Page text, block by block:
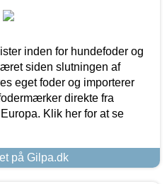
inden for hundefoder og
siden slutningen af
eget foder og importerer
direkte fra
Klik her for at se
på Gilpa.dk